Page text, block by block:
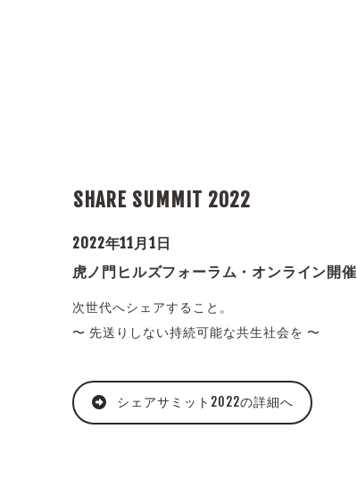
SHARE SUMMIT 2022
2022年11月1日
虎ノ門ヒルズフォーラム・オンライン開催
次世代へシェアすること。
〜 先送りしない持続可能な共生社会を 〜
シェアサミット2022の詳細へ